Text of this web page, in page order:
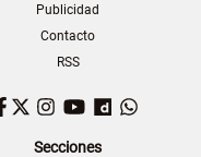
Publicidad
Contacto
RSS
Facebook
TwitterInstagram
YouTubeDailymotion
Secciones